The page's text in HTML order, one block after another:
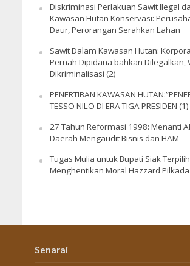
Diskriminasi Perlakuan Sawit Ilegal
Kawasan Hutan Konservasi:
Daur, Perorangan Serahkan Lahan
Sawit Dalam Kawasan Hutan:
Pernah Dipidana bahkan Dilegalkan,
Dikriminalisasi (2)
PENERTIBAN KAWASAN
TESSO NILO DI ERA TIGA PRESIDEN (1)
27 Tahun Reformasi 1998: Menanti
Daerah Mengaudit Bisnis dan HAM
Tugas Mulia untuk Bupati Siak Terpilih,
Menghentikan Moral Hazzard
Senarai